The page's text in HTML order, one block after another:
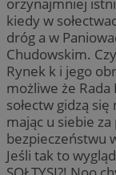
kiedy w
dróg a w
Chudowskim.
Rynek k i jego
możliwe że Rada
sołectw gidzą
mając u siebie
bezpieczeństwu
Jeśli tak to